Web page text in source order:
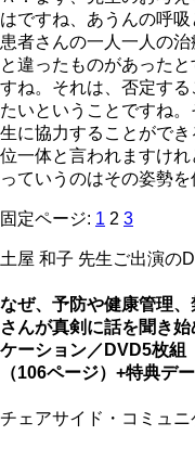
はですね、あうんの呼吸
患者さんの一人一人の
と違ったものがあった
すね。それは、否定す
たいということですね
生に協力することがで
位一体と言われますけ
っていうのはその姿勢を
固定ページ: 1 2 3
土屋 和子 先生ご出演の
なぜ、予防や健康管理
さんが真剣に話を聞き
ケーション／DVD5枚組
（106ページ）+特典デ
チェアサイド・コミュニ